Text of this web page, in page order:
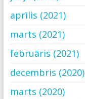
aprīlis (2021)
marts (2021)
februāris (2021)
decembris (2020)
marts (2020)